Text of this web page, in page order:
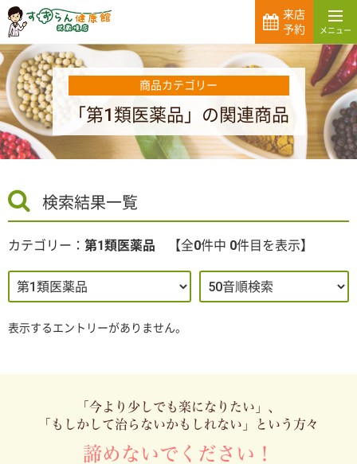
来店
予約
商品カテゴリー
「第1類医薬品」の関連商品
検索結果一覧
カテゴリー： 第1類医薬品 全0件中 0件目を表示
表示するエントリーがありません。
「今より少しでも楽になりたい」、
「もしかして治らないかもしれない」という方々
諦めないでください！